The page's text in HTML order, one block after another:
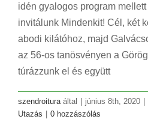
idén gyalogos program
invitálunk Mindenkit! Cél, két
abodi kilátóhoz, majd
az 56-os tanösvényen a
túrázzunk el és együtt
szendroitura által | június 8th, 2020 |
Utazás | 0 hozzászólás